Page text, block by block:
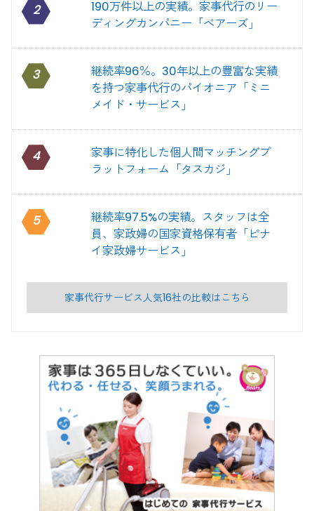
2
190万件以上の実績。家事代行のリー
ディングカンパニー「ベアーズ」
3
継続率96％。30年以上の豊富な実績
を持つ家事代行のパイオニア「ミニ
メイド・サービス」
4
家事に特化した個人間マッチングプ
ラットフォーム「タスカジ」
5
継続率97.5%の実績。スタッフは全
員、家政婦の国家資格保有者「ピナ
イ家政婦サービス」
家事代行サービス人気16社の比較はこちら